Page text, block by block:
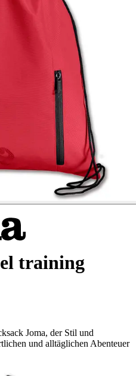
training
Joma, der Stil und
und alltäglichen Abenteuer